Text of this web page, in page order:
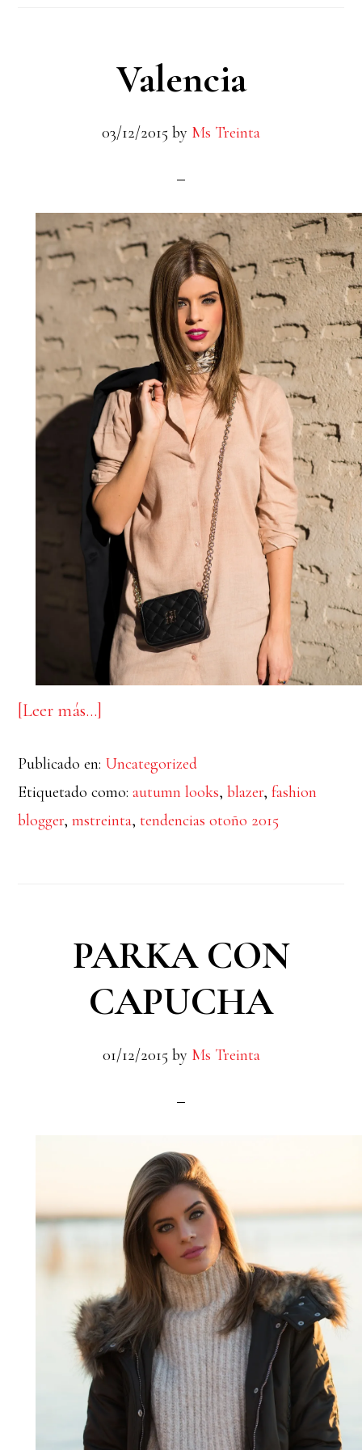
Valencia
03/12/2015 by Ms Treinta
[Leer más…]
Valencia
Publicado en: Uncategorized
Etiquetado como:autumn looks,blazer,fashion
blogger,mstreinta, tendencias otoño 2015
PARKA CON
CAPUCHA
01/12/2015 by Ms Treinta